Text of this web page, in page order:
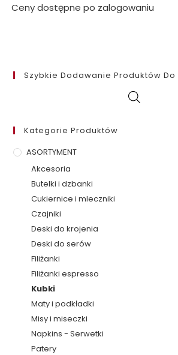
Ceny dostępne po zalogowaniu
Szybkie Dodawanie Produktów Do
Kategorie Produktów
ASORTYMENT
Akcesoria
Butelki i dzbanki
Cukiernice i mleczniki
Czajniki
Deski do krojenia
Deski do serów
Filiżanki
Filiżanki espresso
Kubki
Maty i podkładki
Misy i miseczki
Napkins - Serwetki
Patery